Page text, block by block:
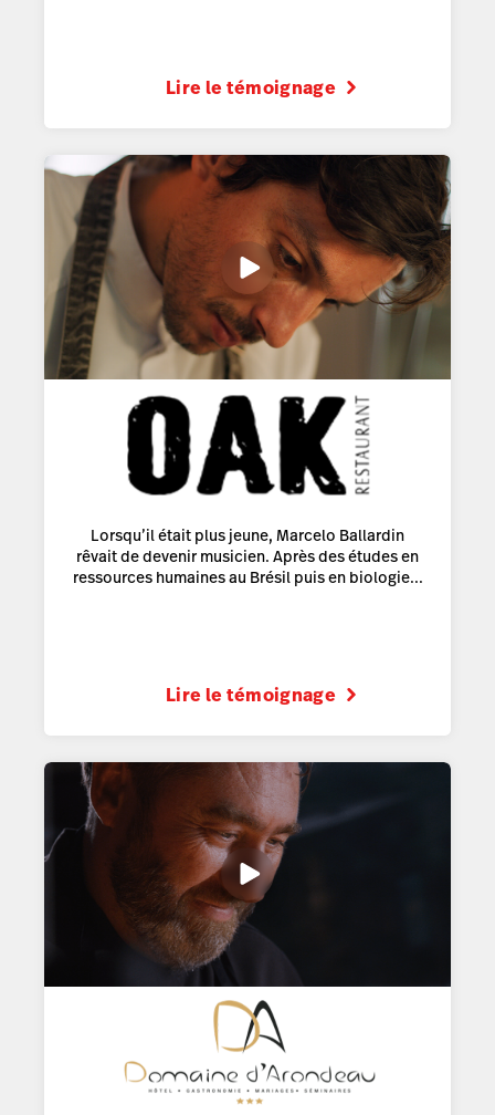
Lire le témoignage
Lorsqu’il était plus jeune, Marcelo Ballardin
rêvait de devenir musicien. Après des études en
ressources humaines au Brésil puis en biologie...
Lire le témoignage